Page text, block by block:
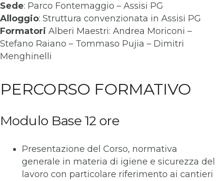
Sede: Parco Fontemaggio – Assisi PG
Alloggio: Struttura convenzionata in Assisi PG
Formatori Alberi Maestri: Andrea Moriconi –
Stefano Raiano – Tommaso Pujia – Dimitri
Menghinelli
PERCORSO FORMATIVO
Modulo Base 12 ore
Presentazione del Corso, normativa
generale in materia di igiene e sicurezza del
lavoro con particolare riferimento ai cantieri